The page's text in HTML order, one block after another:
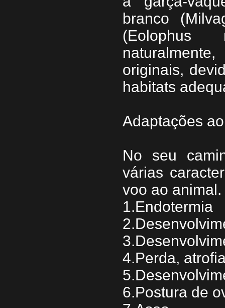
branco
(Eolophus
originais,
habitats
Adaptações
No seu
várias
voo ao
1.Endotermia
4.Perda,
6.Postura de